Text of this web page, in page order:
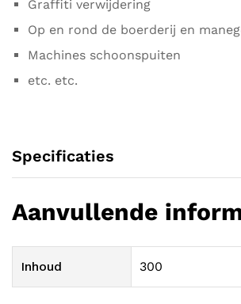
Graffiti verwijdering
Op en rond de boerderij en
Machines schoonspuiten
etc. etc.
Specificaties
Aanvullende
Inhoud 300